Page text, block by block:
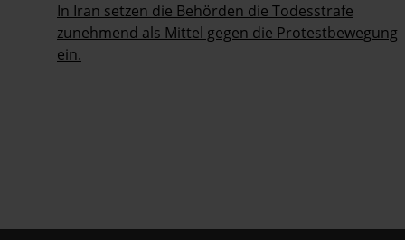
In Iran setzen die Behörden die Todesstrafe
zunehmend als Mittel gegen die Protestbewegung
ein.